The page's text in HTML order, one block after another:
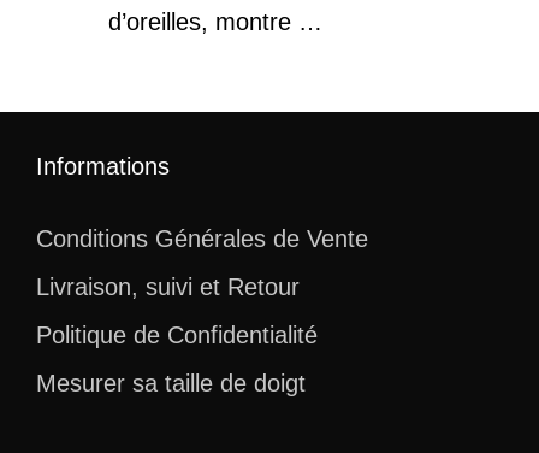
d’oreilles, montre …
Informations
Conditions Générales de Vente
Livraison, suivi et Retour
Politique de Confidentialité
Mesurer sa taille de doigt